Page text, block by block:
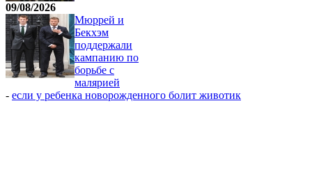
09/08/2026
Мюррей и
Бекхэм
поддержали
кампанию по
борьбе с
малярией
- если у ребенка новорожденного болит животик